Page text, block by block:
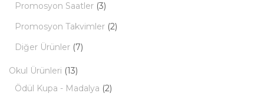
Promosyon Saatler (3)
Promosyon Takvimler (2)
Diğer Ürünler (7)
Okul Ürünleri (13)
Ödül Kupa - Madalya (2)